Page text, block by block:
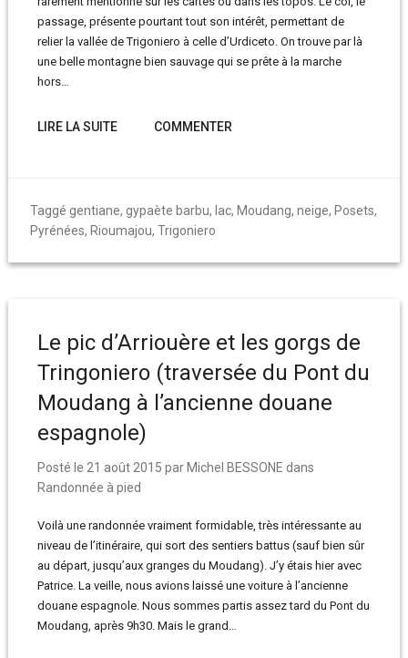
passage, présente pourtant tout son intérêt, permettant de
relier la vallée de Trigoniero à celle d’Urdiceto. On trouve par là
une belle montagne bien sauvage qui se prête à la marche
hors…
LIRE LA SUITE COMMENTER
Taggé gentiane, gypaète barbu, lac, Moudang, neige, Posets,
Pyrénées, Rioumajou, Trigoniero
Le pic d’Arriouère et les gorgs de
Tringoniero (traversée du Pont du
Moudang à l’ancienne douane
espagnole)
Posté le 21 août 2015 par Michel BESSONE dans
Randonnée à pied
Voilà une randonnée vraiment formidable, très intéressante au
niveau de l’itinéraire, qui sort des sentiers battus (sauf bien sûr
au départ, jusqu’aux granges du Moudang). J’y étais hier avec
Patrice. La veille, nous avions laissé une voiture à l’ancienne
douane espagnole. Nous sommes partis assez tard du Pont du
Moudang, après 9h30. Mais le grand…